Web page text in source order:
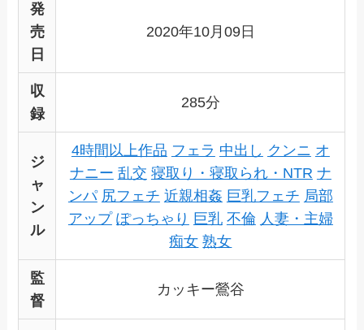
発
売
日
2020年10月09日
収
録
285分
ジ
ャ
ン
ル
4時間以上作品 フェラ 中出し クンニ オ
ナニー 乱交 寝取り・寝取られ・NTR ナ
ンパ 尻フェチ 近親相姦 巨乳フェチ 局部
アップ ぽっちゃり 巨乳 不倫 人妻・主婦
痴女 熟女
監
督
カッキー鶯谷